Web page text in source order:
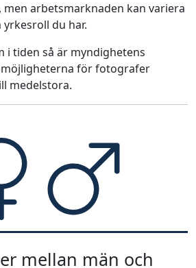
arbetsmarknaden kan variera
du har.
i tiden så är myndighetens
för fotografer
medelstora.
mellan män och